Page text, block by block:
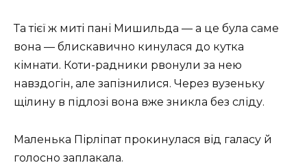
Та тієї ж миті пані Мишильда — а це була саме
вона — блискавично кинулася до кутка
кімнати. Коти-радники рвонули за нею
навздогін, але запізнилися. Через вузеньку
щілину в підлозі вона вже зникла без сліду.
Маленька Пірліпат прокинулася від галасу й
голосно заплакала.